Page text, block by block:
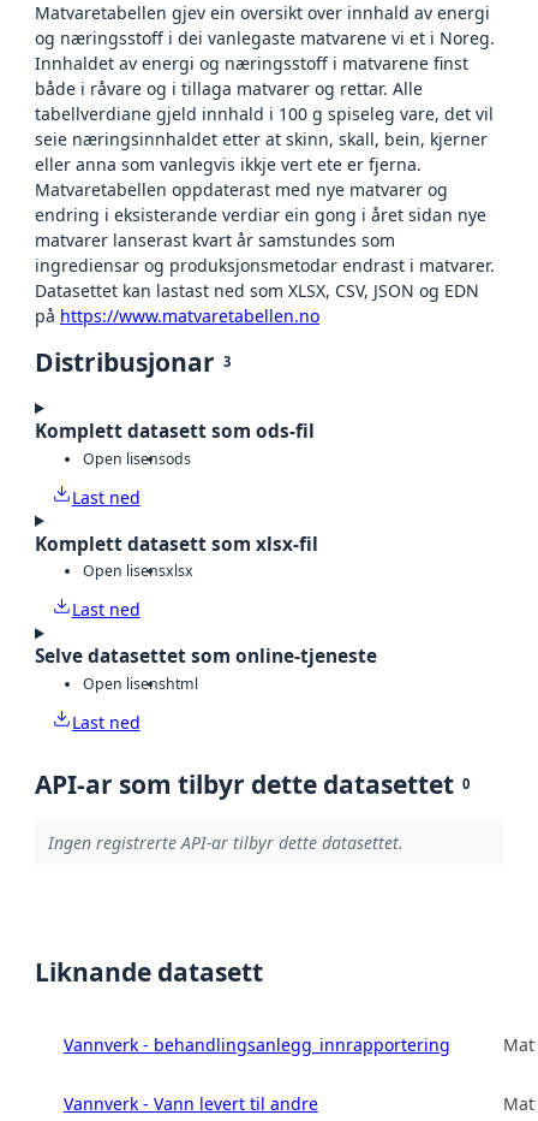
Matvaretabellen gjev ein oversikt over innhald av energi
og næringsstoff i dei vanlegaste matvarene vi et i Noreg.
Innhaldet av energi og næringsstoff i matvarene finst
både i råvare og i tillaga matvarer og rettar. Alle
tabellverdiane gjeld innhald i 100 g spiseleg vare, det vil
seie næringsinnhaldet etter at skinn, skall, bein, kjerner
eller anna som vanlegvis ikkje vert ete er fjerna.
Matvaretabellen oppdaterast med nye matvarer og
endring i eksisterande verdiar ein gong i året sidan nye
matvarer lanserast kvart år samstundes som
ingrediensar og produksjonsmetodar endrast i matvarer.
Datasettet kan lastast ned som XLSX, CSV, JSON og EDN
på https://www.matvaretabellen.no
Distribusjonar 3
Komplett datasett som ods-fil
Open lisensods
Last ned
Komplett datasett som xlsx-fil
Open lisensxlsx
Last ned
Selve datasettet som online-tjeneste
Open lisenshtml
Last ned
API-ar som tilbyr dette datasettet 0
Ingen registrerte API-ar tilbyr dette datasettet.
Liknande datasett
Vannverk - behandlingsanlegg_innrapportering
Vannverk - Vann levert til andre